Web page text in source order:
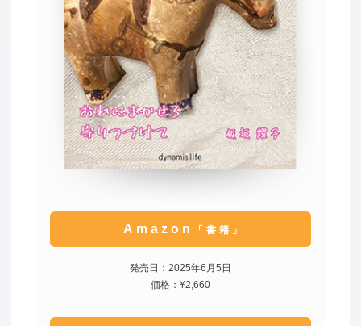
Amazon 「書籍」
発売日：2025年6月5日
価格：¥2,660